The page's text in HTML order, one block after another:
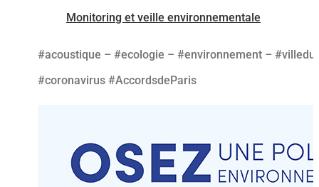
Monitoring et veille environnementale
#acoustique – #ecologie – #environnement –
#coronavirus #AccordsdeParis